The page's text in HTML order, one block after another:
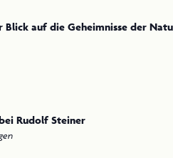
Blick auf die Geheimnisse der
Rudolf Steiner